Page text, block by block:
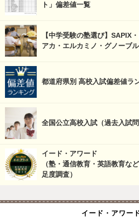
ト」偏差値一覧
【中学受験の塾選び】SAPIX
アカ・エルカミノ・グノーブ
都道府県別 高校入試偏差値ラ
全国公立高校入試（過去入試問
イード・アワード
（塾・通信教育・英語教育な
足度調査）
イード・アワー